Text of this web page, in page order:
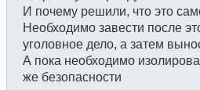
И почему решили, что это
Необходимо завести после
уголовное дело, а затем
А пока необходимо
же безопасности